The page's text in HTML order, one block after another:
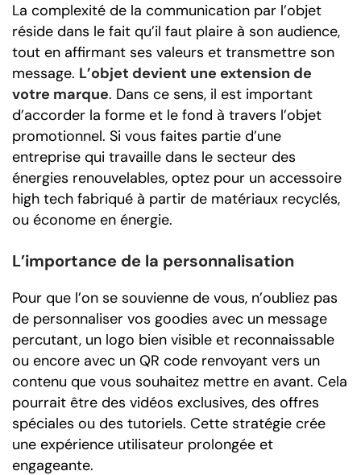
La complexité de la communication par l’objet
réside dans le fait qu’il faut plaire à son audience,
tout en affirmant ses valeurs et transmettre son
message. L’objet devient une extension de
votre marque. Dans ce sens, il est important
d’accorder la forme et le fond à travers l’objet
promotionnel. Si vous faites partie d’une
entreprise qui travaille dans le secteur des
énergies renouvelables, optez pour un accessoire
high tech fabriqué à partir de matériaux recyclés,
ou économe en énergie.
L’importance de la personnalisation
Pour que l’on se souvienne de vous, n’oubliez pas
de personnaliser vos goodies avec un message
percutant, un logo bien visible et reconnaissable
ou encore avec un QR code renvoyant vers un
contenu que vous souhaitez mettre en avant. Cela
pourrait être des vidéos exclusives, des offres
spéciales ou des tutoriels. Cette stratégie crée
une expérience utilisateur prolongée et
engageante.